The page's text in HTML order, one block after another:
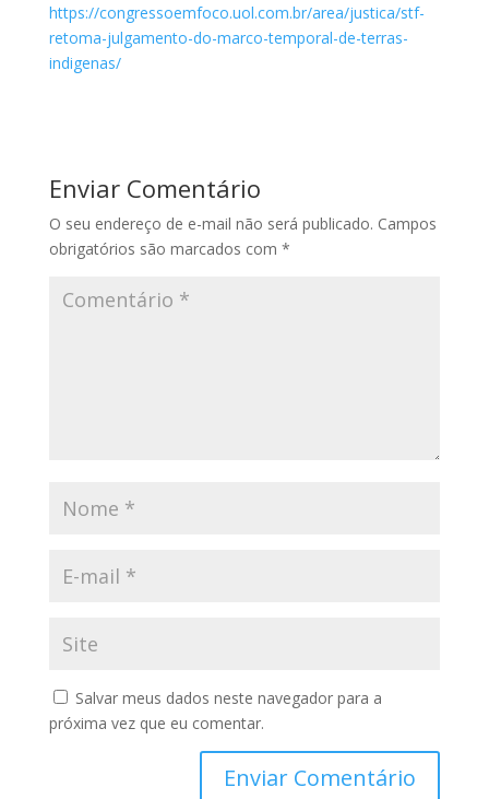
https://congressoemfoco.uol.com.br/area/justica/stf-
retoma-julgamento-do-marco-temporal-de-terras-
indigenas/
Enviar Comentário
O seu endereço de e-mail não será publicado. Campos
obrigatórios são marcados com *
Salvar meus dados neste navegador para a
próxima vez que eu comentar.